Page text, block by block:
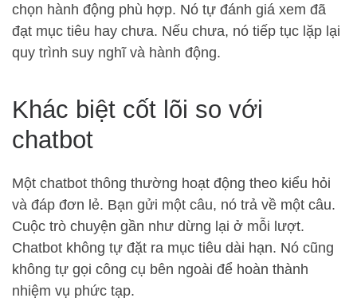
chọn hành động phù hợp. Nó tự đánh giá xem đã
đạt mục tiêu hay chưa. Nếu chưa, nó tiếp tục lặp lại
quy trình suy nghĩ và hành động.
Khác biệt cốt lõi so với
chatbot
Một chatbot thông thường hoạt động theo kiểu hỏi
và đáp đơn lẻ. Bạn gửi một câu, nó trả về một câu.
Cuộc trò chuyện gần như dừng lại ở mỗi lượt.
Chatbot không tự đặt ra mục tiêu dài hạn. Nó cũng
không tự gọi công cụ bên ngoài để hoàn thành
nhiệm vụ phức tạp.